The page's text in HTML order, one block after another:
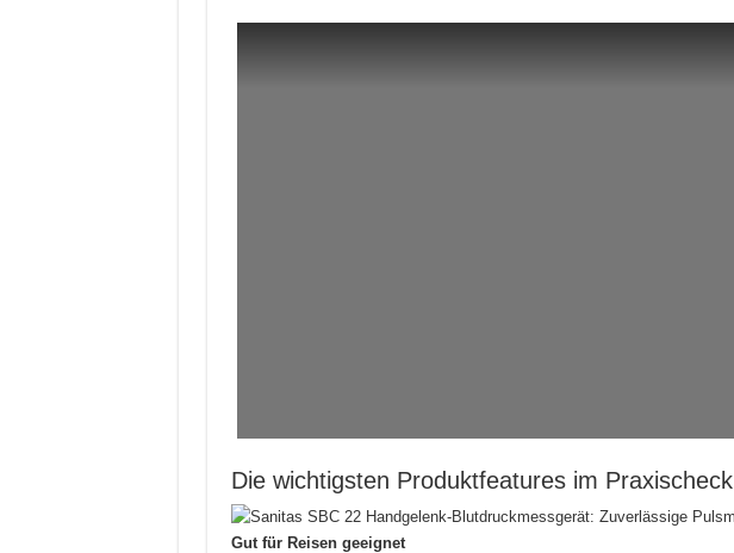
Die wichtigsten Produktfeatures im Praxischeck
Gut für Reisen geeignet